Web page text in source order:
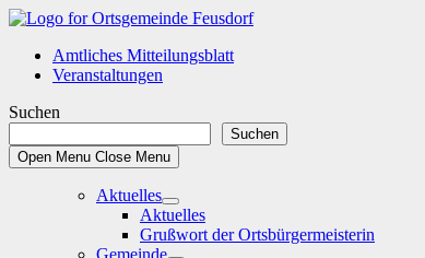
Skip
contentAmtliches Mitteilungsblatt
Veranstaltungen
Suchen
Suchen
Open Menu Close Menu
Aktuelles
Show
sub
menu
Aktuelles
Grußwort der Ortsbürgermeisterin
Gemeinde